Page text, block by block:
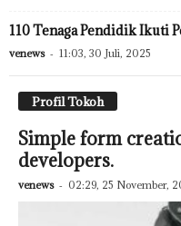
110 Tenaga Pendidik Ikuti
venews - 11:03, 30 Juli, 2025
Profil Tokoh
Simple form
developers.
venews - 02:29, 25 November,